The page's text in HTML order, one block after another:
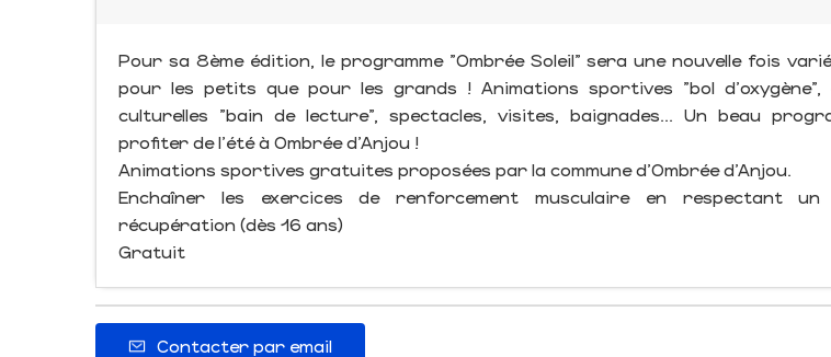
Pour sa 8ème édition, le programme "Ombrée Soleil" sera une nouvelle fois
pour les petits que pour les grands ! Animations sportives "bol d'oxygène",
culturelles "bain de lecture", spectacles, visites, baignades... Un beau
profiter de l'été à Ombrée d'Anjou !
Animations sportives gratuites proposées par la commune d'Ombrée d'Anjou.
Enchaîner les exercices de renforcement musculaire en respectant
récupération (dès 16 ans)
Gratuit
Contacter par email